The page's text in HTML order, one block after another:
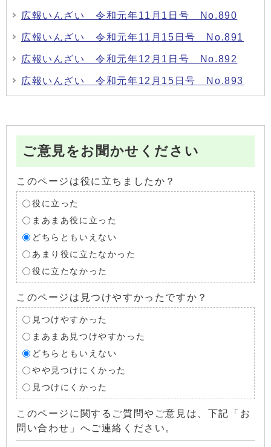
広報いんざい 令和元年11月1日号 No.890
広報いんざい 令和元年11月15日号 No.891
広報いんざい 令和元年12月1日号 No.892
広報いんざい 令和元年12月15日号 No.893
ご意見をお聞かせください
このページは役に立ちましたか？
役に立った
まあまあ役に立った
どちらともいえない
あまり役に立たなかった
役に立たなかった
このページは見つけやすかったですか？
見つけやすかった
まあまあ見つけやすかった
どちらともいえない
やや見つけにくかった
見つけにくかった
このページに関するご質問やご意見は、下記「お
問い合わせ」へご連絡ください。